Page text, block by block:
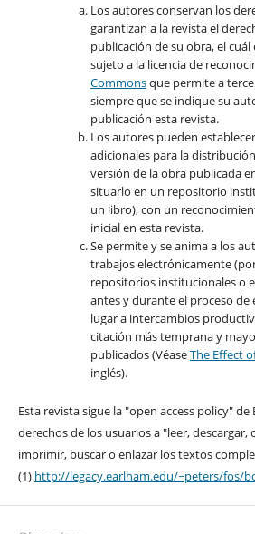
Los autores conservan los
garantizan a la revista el
publicación de su obra, el
sujeto a la licencia de
Commonsque permite a
siempre que se indique su
publicación esta revista.
Los autores pueden
adicionales para la
versión de la obra publicada
situarlo en un repositorio
un libro), con un
inicial en esta revista.
Se permite y se anima a los
trabajos electrónicamente
repositorios institucionales o
antes y durante el proceso de
lugar a intercambios
citación más temprana y
publicados (VéaseThe Effect
inglés).
Esta revista sigue la "open access policy"
derechos de los usuarios a "leer, descargar,
imprimir, buscar o enlazar los textos
(1) http://legacy.earlham.edu/~peters/fos/